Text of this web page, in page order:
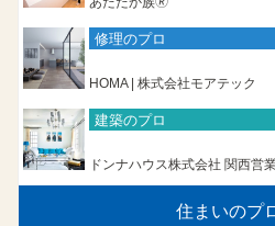
修理のプロ
HOMA | 株式会社モアテック
建築のプロ
ドンナハウス株式会社 関西営
住まいのプ